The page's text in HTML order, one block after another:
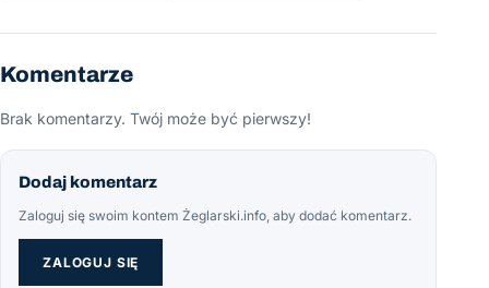
Komentarze
Brak komentarzy. Twój może być pierwszy!
Dodaj komentarz
Zaloguj się swoim kontem Żeglarski.info, aby dodać komentarz.
ZALOGUJ SIĘ